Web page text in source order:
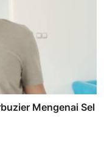
Mengenai Sel